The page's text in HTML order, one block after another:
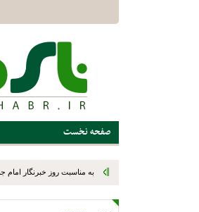
صفحه نخست
به مناسبت روز خبرنگار امام